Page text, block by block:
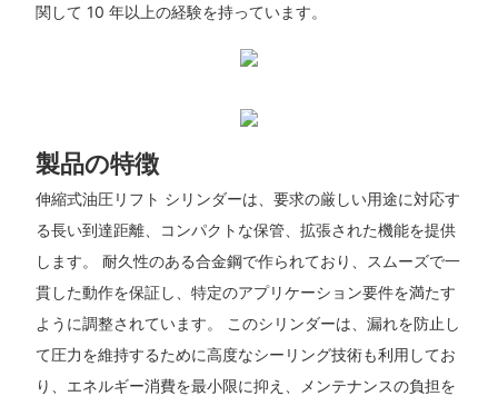
関して 10 年以上の経験を持っています。
製品の特徴
伸縮式油圧リフト シリンダーは、要求の厳しい用途に対応す
る長い到達距離、コンパクトな保管、拡張された機能を提供
します。 耐久性のある合金鋼で作られており、スムーズで一
貫した動作を保証し、特定のアプリケーション要件を満たす
ように調整されています。 このシリンダーは、漏れを防止し
て圧力を維持するために高度なシーリング技術も利用してお
り、エネルギー消費を最小限に抑え、メンテナンスの負担を